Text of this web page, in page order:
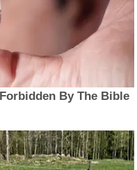
By The Bible